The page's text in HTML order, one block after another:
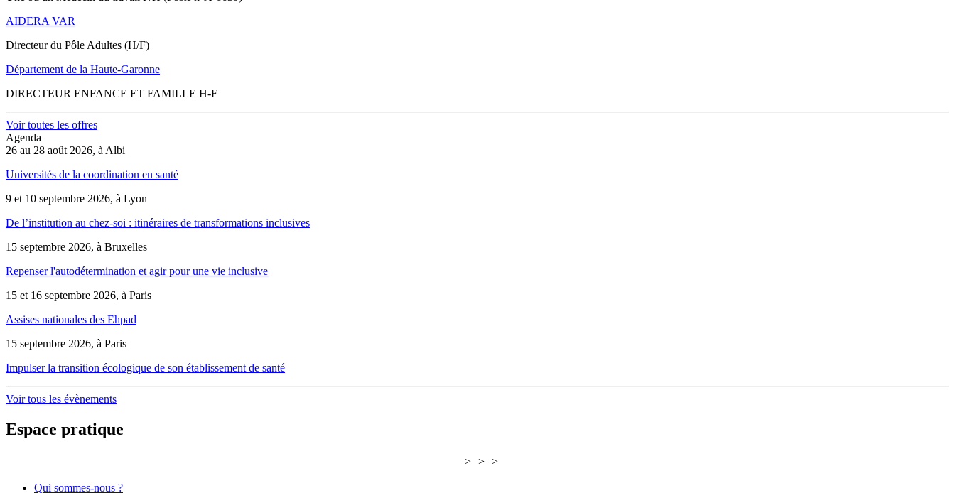
AIDERA VAR
Directeur du Pôle Adultes (H/F)
Département de la Haute-Garonne
DIRECTEUR ENFANCE ET FAMILLE H-F
Voir toutes les offres
Agenda
26 au 28 août 2026, à Albi
Universités de la coordination en santé
9 et 10 septembre 2026, à Lyon
De l’institution au chez-soi : itinéraires de transformations inclusives
15 septembre 2026, à Bruxelles
Repenser l'autodétermination et agir pour une vie inclusive
15 et 16 septembre 2026, à Paris
Assises nationales des Ehpad
15 septembre 2026, à Paris
Impulser la transition écologique de son établissement de santé
Voir tous les évènements
Espace pratique
> > >
Qui sommes-nous ?